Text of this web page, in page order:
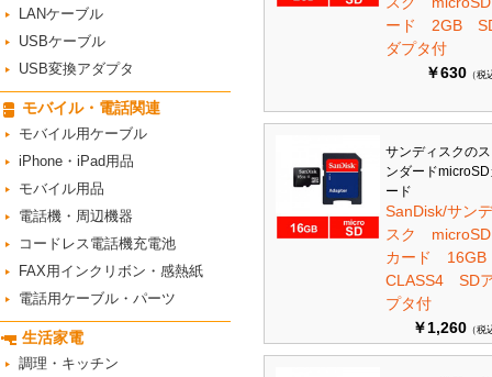
LANケーブル
USBケーブル
USB変換アダプタ
モバイル・電話関連
モバイル用ケーブル
iPhone・iPad用品
モバイル用品
電話機・周辺機器
コードレス電話機充電池
FAX用インクリボン・感熱紙
電話用ケーブル・パーツ
生活家電
調理・キッチン
ード 2GB
ダプタ付
￥630 （税
サンディスクの
ンダード
ード
SanDisk/サン
スク
カード
CLASS4 SD
プタ付
￥1,260 （税